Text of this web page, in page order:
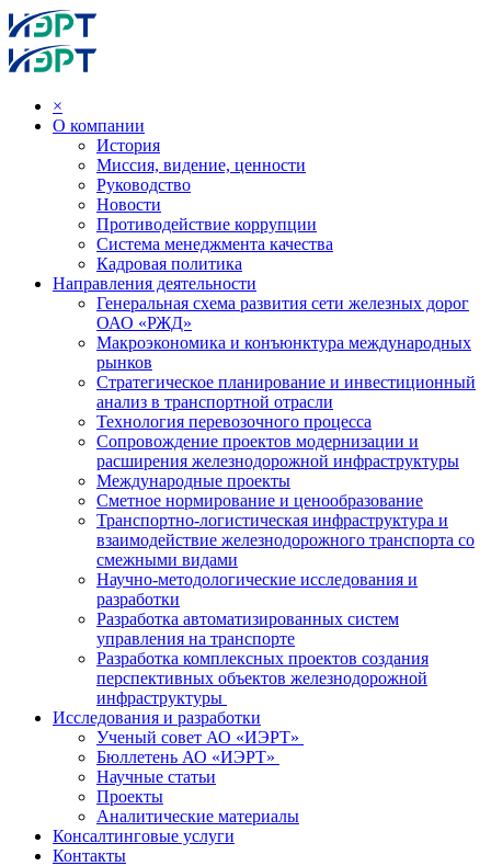
×
О компании
История
Миссия, видение, ценности
Руководство
Новости
Противодействие коррупции
Система менеджмента качества
Кадровая политика
Направления деятельности
Генеральная схема развития сети железных дорог
ОАО «РЖД»
Макроэкономика и конъюнктура международных
рынков
Стратегическое планирование и инвестиционный
анализ в транспортной отрасли
Технология перевозочного процесса
Сопровождение проектов модернизации и
расширения железнодорожной инфраструктуры
Международные проекты
Сметное нормирование и ценообразование
Транспортно-логистическая инфраструктура и
взаимодействие железнодорожного транспорта со
смежными видами
Научно-методологические исследования и
разработки
Разработка автоматизированных систем
управления на транспорте
Разработка комплексных проектов создания
перспективных объектов железнодорожной
инфраструктуры
Исследования и разработки
Ученый совет АО «ИЭРТ»
Бюллетень АО «ИЭРТ»
Научные статьи
Проекты
Аналитические материалы
Консалтинговые услуги
Контакты